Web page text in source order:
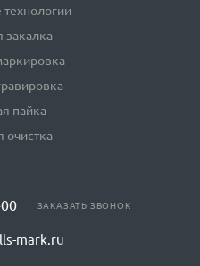
закалка
пайка
очистка
ЗАКАЗАТЬ ЗВОНОК
mark.ru